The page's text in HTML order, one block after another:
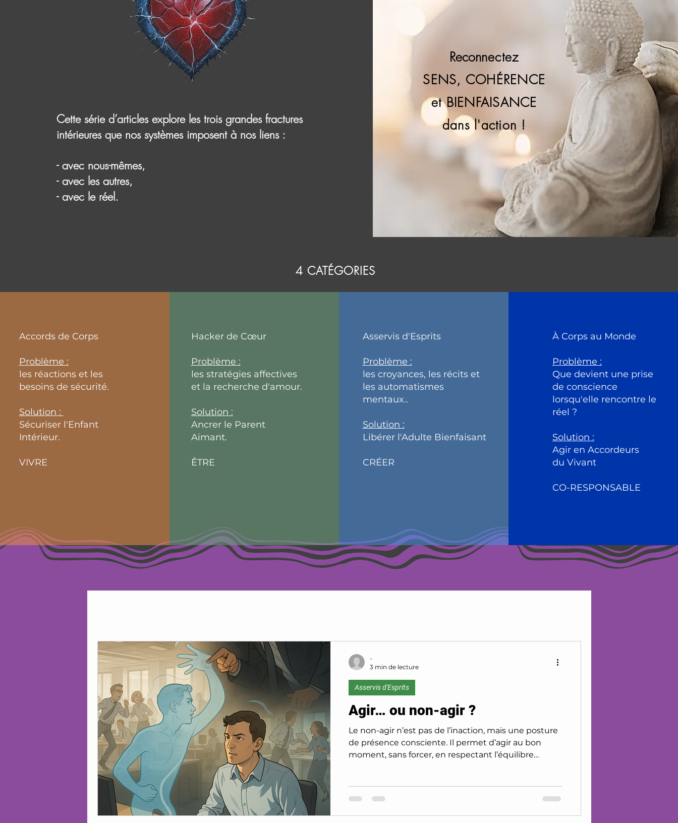
Cette série d’articles explore les trois grandes fractures
intérieures que nos systèmes imposent à nos liens :
- avec nous-mêmes,
- avec les autres,
- avec le réel.
Reconnectez
SENS, COHÉRENCE
et BIENFAISANCE
dans l'action !
4 CATÉGORIES
Accords de Corps
Problème :
les réactions et les
besoins de sécurité.
Solution :
Sécuriser l'Enfant
Intérieur.
VIVRE
Hacker de Cœur
Problème :
les stratégies affectives
et la recherche d'amour.
Solution :
Ancrer le Parent
Aimant.
ÊTRE
Asservis d'Esprits
Problème :
les croyances, les récits et
les automatismes
mentaux..
Solution :
Libérer l'Adulte Bienfaisant
CRÉER
À Corps au Monde
Problème :
Que devient une prise
de conscience
lorsqu'elle rencontre le
réel ?
Solution :
Agir en Accordeurs
du Vivant
CO-RESPONSABLE
Accords Ouverts
Agir… ou non-agir ?
Le non-agir n’est pas de l’inaction, mais une posture
de présence consciente. Il permet d’agir au bon
moment, sans forcer, en respectant l’équilibre
de couple. C’est ainsi que l’enfant intérieur trouve
sécurité, que le parent aimant s’éveille, et que
Asservis d'Esprits
-
3 min de lecture